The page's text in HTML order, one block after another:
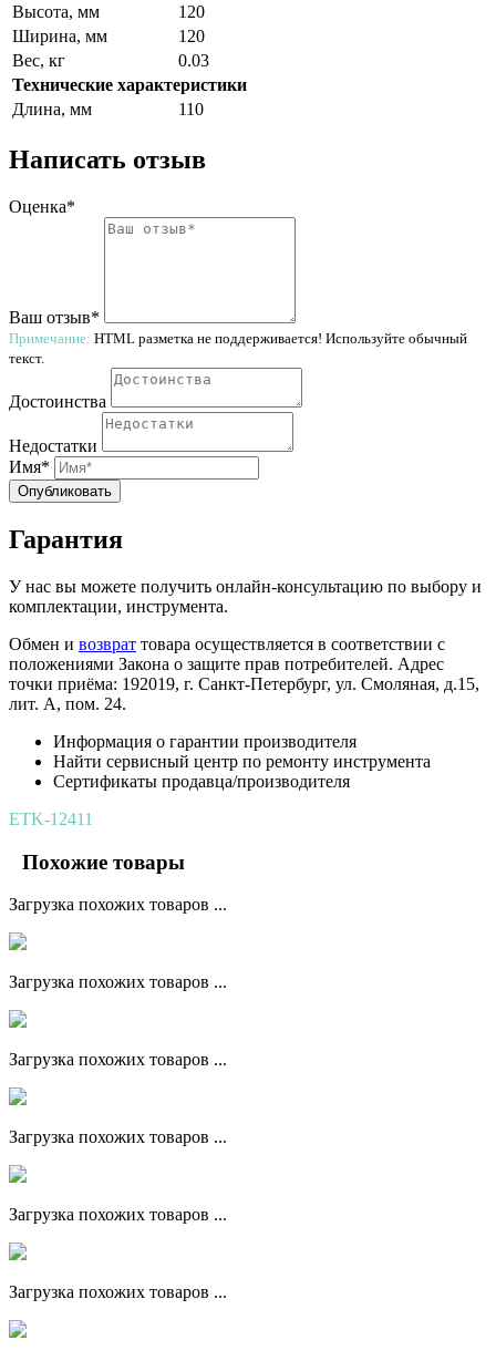
Высота, мм
120
Ширина, мм
120
Вес, кг
0.03
Технические характеристики
Длина, мм
110
Написать отзыв
Оценка*
Ваш отзыв*
Примечание: HTML разметка не поддерживается! Используйте обычный
текст.
Достоинства
Недостатки
Имя*
Опубликовать
Гарантия
У нас вы можете получить онлайн-консультацию по выбору и
комплектации, инструмента.
Обмен и возврат товара осуществляется в соответствии с
положениями Закона о защите прав потребителей. Адрес
точки приёма: 192019, г. Санкт-Петербург, ул. Смоляная, д.15,
лит. А, пом. 24.
Информация о гарантии производителя
Найти сервисный центр по ремонту инструмента
Сертификаты продавца/производителя
ETK-12411
Похожие товары
Загрузка похожих товаров ...
Загрузка похожих товаров ...
Загрузка похожих товаров ...
Загрузка похожих товаров ...
Загрузка похожих товаров ...
Загрузка похожих товаров ...